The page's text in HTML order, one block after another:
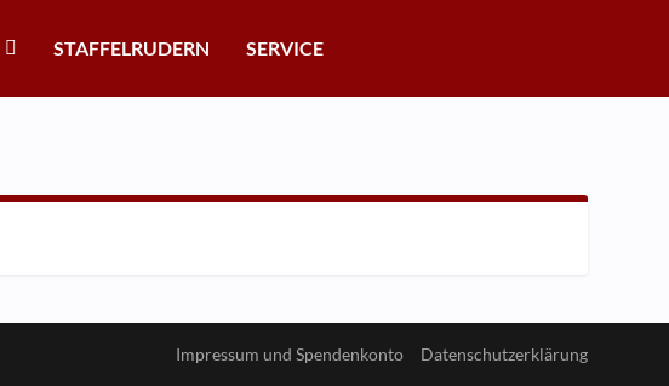
STAFFELRUDERN SERVICE
Impressum und Spendenkonto Datenschutzerklärung